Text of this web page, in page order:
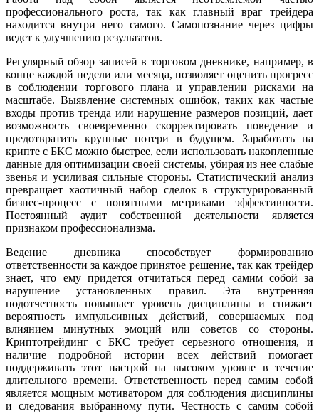
профессионального роста, так как главный враг трейдера
находится внутри него самого. Самопознание через цифры
ведет к улучшению результатов.
Регулярный обзор записей в торговом дневнике, например, в
конце каждой недели или месяца, позволяет оценить прогресс
в соблюдении торгового плана и управлении рисками на
масштабе. Выявление системных ошибок, таких как частые
входы против тренда или нарушение размеров позиций, дает
возможность своевременно скорректировать поведение и
предотвратить крупные потери в будущем. Заработать на
крипте с БКС можно быстрее, если использовать накопленные
данные для оптимизации своей системы, убирая из нее слабые
звенья и усиливая сильные стороны. Статистический анализ
превращает хаотичный набор сделок в структурированный
бизнес-процесс с понятными метриками эффективности.
Постоянный аудит собственной деятельности является
признаком профессионализма.
Ведение дневника способствует формированию
ответственности за каждое принятое решение, так как трейдер
знает, что ему придется отчитаться перед самим собой за
нарушение установленных правил. Эта внутренняя
подотчетность повышает уровень дисциплины и снижает
вероятность импульсивных действий, совершаемых под
влиянием минутных эмоций или советов со стороны.
Криптотрейдинг с БКС требует серьезного отношения, и
наличие подробной истории всех действий помогает
поддерживать этот настрой на высоком уровне в течение
длительного времени. Ответственность перед самим собой
является мощным мотиватором для соблюдения дисциплины
и следования выбранному пути. Честность с самим собой